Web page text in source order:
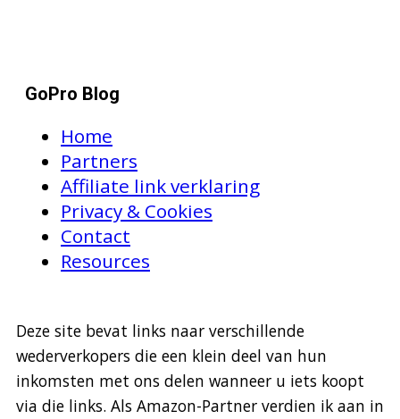
GoPro Blog
Home
Partners
Affiliate link verklaring
Privacy & Cookies
Contact
Resources
Deze site bevat links naar verschillende
wederverkopers die een klein deel van hun
inkomsten met ons delen wanneer u iets koopt
via die links. Als Amazon-Partner verdien ik aan in